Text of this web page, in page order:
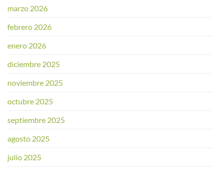
marzo 2026
febrero 2026
enero 2026
diciembre 2025
noviembre 2025
octubre 2025
septiembre 2025
agosto 2025
julio 2025